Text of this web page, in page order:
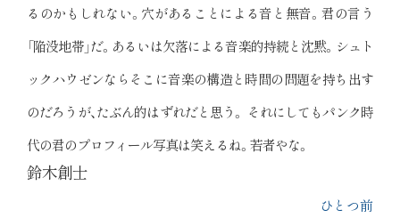
るのかもしれない。穴があることによる音と無音。君の言う
「陥没地帯」だ。あるいは欠落による音楽的持続と沈黙。シュト
ックハウゼンならそこに音楽の構造と時間の問題を持ち出す
のだろうが、たぶん的はずれだと思う。 それにしてもパンク時
代の君のプロフィール写真は笑えるね。若者やな。
鈴木創士
ひとつ前